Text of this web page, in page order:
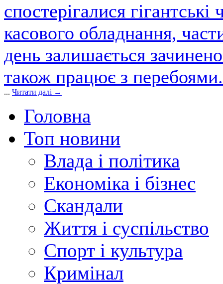
спостерігалися
касового обладнання,
день залишається
також працює з
... Читати далі →
Головна
Топ новини
Влада і політика
Економіка і бізнес
Скандали
Життя і суспільство
Спорт і культура
Кримінал